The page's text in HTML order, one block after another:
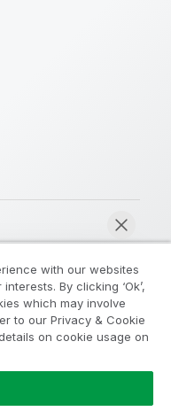
del producto
AB.
with our websites
By clicking ‘Ok’,
which may involve
to our Privacy & Cookie
on cookie usage on